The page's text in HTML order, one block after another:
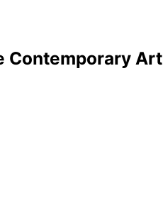
Contemporary Art